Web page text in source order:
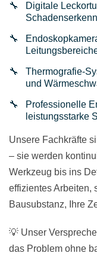
Digitale
Thermografie-
und
Professionelle
leistungsstarke
Unsere Fachkräfte
– sie werden
Werkzeug bis ins
effizientes Arbeiten,
Bausubstanz, Ihre
💡 Unser
das Problem ohne